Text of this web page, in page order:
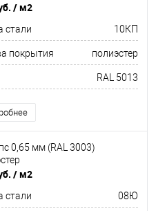
/ м2
стали 10КП
покрытия полиэстер
RAL 5013
0,65 мм (RAL 3003)
/ м2
стали 08Ю